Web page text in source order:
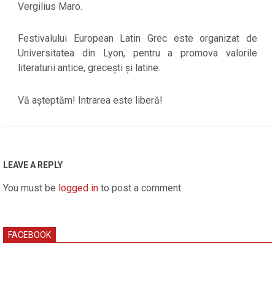
Vergilius Maro.
Festivalului European Latin Grec este organizat de
Universitatea din Lyon, pentru a promova valorile
literaturii antice, grecești și latine.
Vă așteptăm! Intrarea este liberă!
22
LEAVE A REPLY
You must be logged in to post a comment.
FACEBOOK